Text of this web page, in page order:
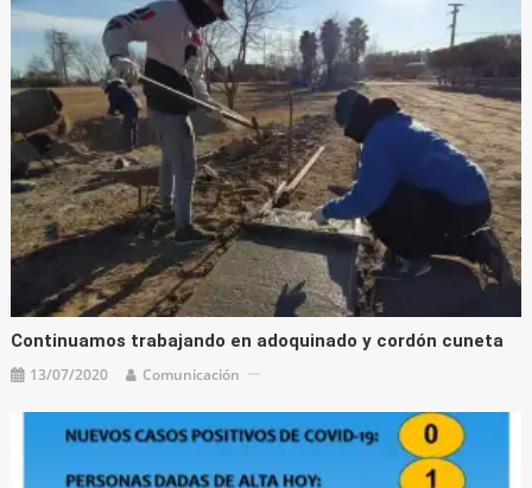
Continuamos trabajando en adoquinado y cordón cuneta
13/07/2020 Comunicación